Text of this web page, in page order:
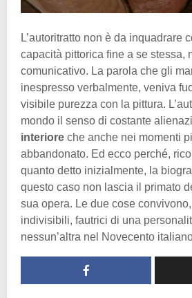
L’autoritratto non è da inquadrare
capacità pittorica fine a se stessa,
comunicativo. La parola che gli
inespresso verbalmente, veniva
visibile purezza con la pittura.
mondo il senso di costante
interiore che anche nei momenti
abbandonato. Ed ecco perché,
quanto detto inizialmente, la
questo caso non lascia il primato
sua opera. Le due cose
indivisibili, fautrici di una
nessun’altra nel Novecento